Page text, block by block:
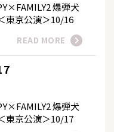
爆弾犬
東京公演＞10/16
READ MORE
爆弾犬
東京公演＞10/17